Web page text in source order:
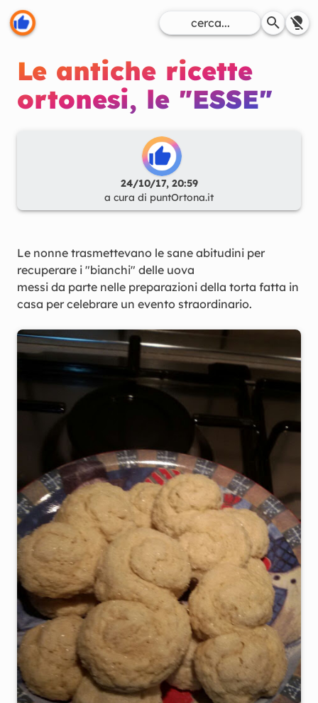
Le antiche ricette
ortonesi, le "ESSE"
24/10/17, 20:59
a cura di puntOrtona.it
Le nonne trasmettevano le sane abitudini per
recuperare i "bianchi" delle uova
messi da parte nelle preparazioni della torta fatta in
casa per celebrare un evento straordinario.